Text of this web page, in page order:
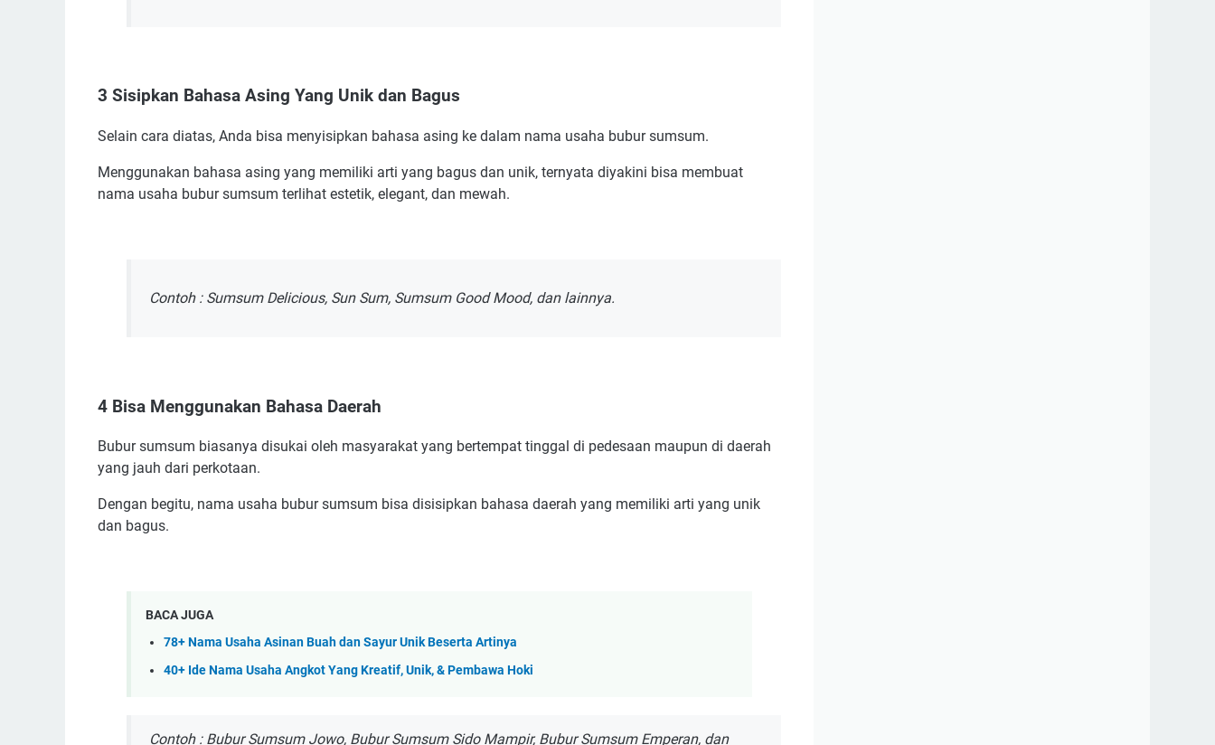
3 Sisipkan Bahasa Asing Yang Unik dan Bagus
Selain cara diatas, Anda bisa menyisipkan bahasa asing ke dalam nama usaha bubur sumsum.
Menggunakan bahasa asing yang memiliki arti yang bagus dan unik, ternyata diyakini bisa membuat
nama usaha bubur sumsum terlihat estetik, elegant, dan mewah.
Contoh : Sumsum Delicious, Sun Sum, Sumsum Good Mood, dan lainnya.
4 Bisa Menggunakan Bahasa Daerah
Bubur sumsum biasanya disukai oleh masyarakat yang bertempat tinggal di pedesaan maupun di daerah
yang jauh dari perkotaan.
Dengan begitu, nama usaha bubur sumsum bisa disisipkan bahasa daerah yang memiliki arti yang unik
dan bagus.
BACA JUGA
78+ Nama Usaha Asinan Buah dan Sayur Unik Beserta Artinya
40+ Ide Nama Usaha Angkot Yang Kreatif, Unik, & Pembawa Hoki
Contoh : Bubur Sumsum Jowo, Bubur Sumsum Sido Mampir, Bubur Sumsum Emperan, dan